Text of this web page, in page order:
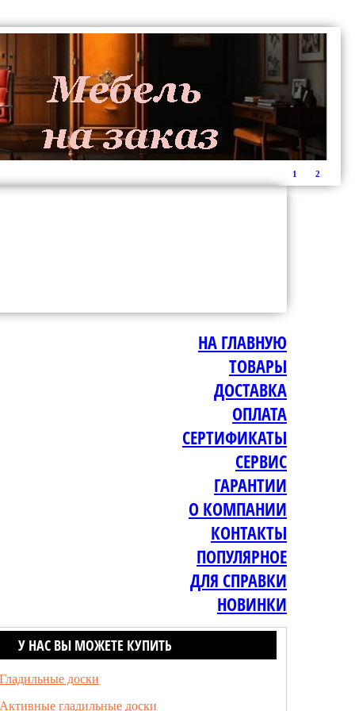
1 2
НА ГЛАВНУЮ
ТОВАРЫ
ДОСТАВКА
ОПЛАТА
СЕРТИФИКАТЫ
СЕРВИС
ГАРАНТИИ
О КОМПАНИИ
КОНТАКТЫ
ПОПУЛЯРНОЕ
ДЛЯ СПРАВКИ
НОВИНКИ
У НАС ВЫ МОЖЕТЕ КУПИТЬ
Гладильные доски
Активные гладильные доски